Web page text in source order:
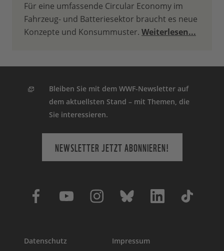
Für eine umfassende Circular Economy im
Fahrzeug- und Batteriesektor braucht es neue
Konzepte und Konsummuster. Weiterlesen...
Bleiben Sie mit dem WWF-Newsletter auf
dem aktuellsten Stand – mit Themen, die
Sie interessieren.
NEWSLETTER JETZT ABONNIEREN!
Datenschutz Impressum